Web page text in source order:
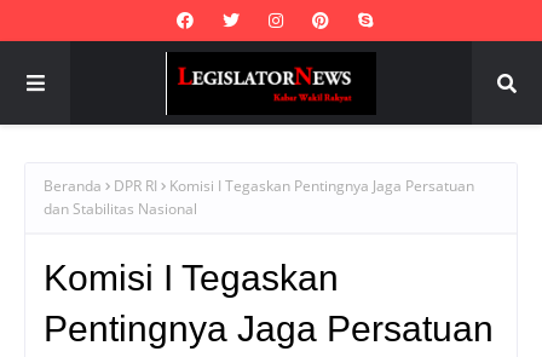
Beranda DPR RI
Komisi I Tegaskan Pentingnya Jaga Persatuan
dan Stabilitas Nasional
Komisi I Tegaskan
Pentingnya Jaga Persatuan